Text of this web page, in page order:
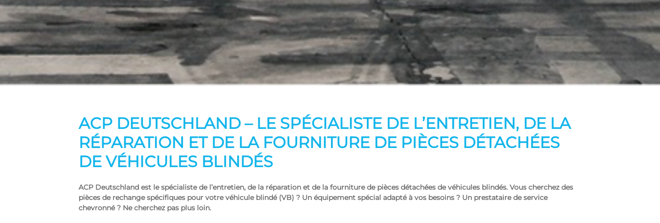
ACP DEUTSCHLAND – LE SPÉCIALISTE DE L’ENTRETIEN, DE LA
RÉPARATION ET DE LA FOURNITURE DE PIÈCES DÉTACHÉES
DE VÉHICULES BLINDÉS
ACP Deutschland est le spécialiste de l’entretien, de la réparation et de la fourniture de pièces détachées de véhicules blindés. Vous cherchez des
pièces de rechange spécifiques pour votre véhicule blindé (VB) ? Un équipement spécial adapté à vos besoins ? Un prestataire de service
chevronné ? Ne cherchez pas plus loin.